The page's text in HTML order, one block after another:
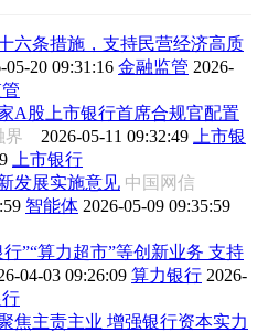
六条措施，支持民营经济高质
05-20 09:31:16 金融监管 2026-
A股上市银行首席合规官配置
界 2026-05-11 09:32:49
上市银
上市银行
发展实施意见 中国网信
智能体 2026-05-09 09:35:59
”“算力超市”等创新业务 支持
04-03 09:26:09 算力银行 2026-
焦主责主业 增强银行资本实力